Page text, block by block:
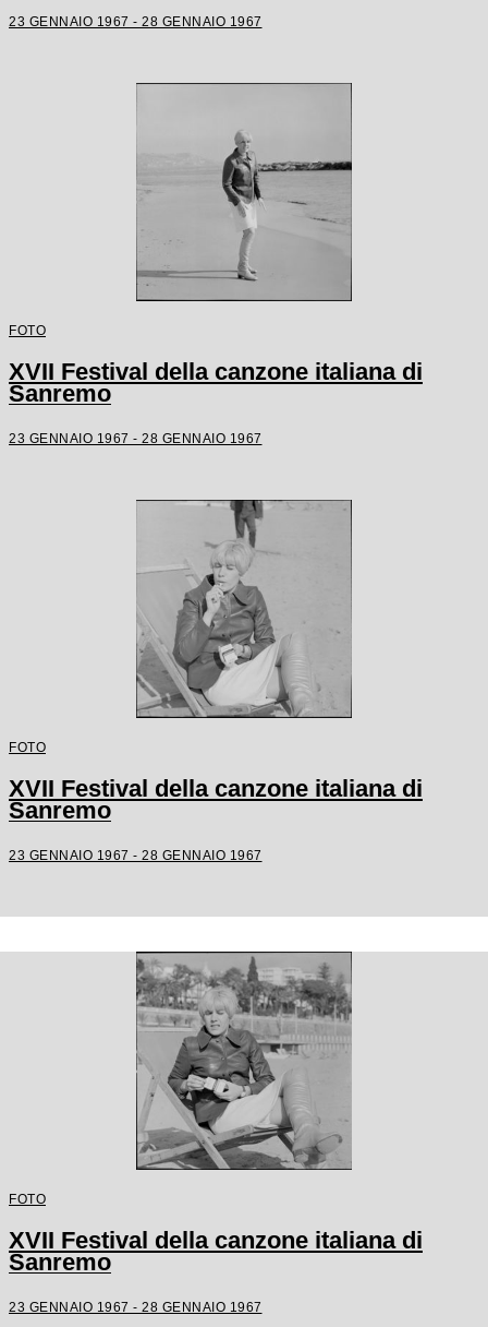
23 GENNAIO 1967 - 28 GENNAIO 1967
FOTO
XVII Festival della canzone italiana di
Sanremo
23 GENNAIO 1967 - 28 GENNAIO 1967
FOTO
XVII Festival della canzone italiana di
Sanremo
23 GENNAIO 1967 - 28 GENNAIO 1967
FOTO
XVII Festival della canzone italiana di
Sanremo
23 GENNAIO 1967 - 28 GENNAIO 1967